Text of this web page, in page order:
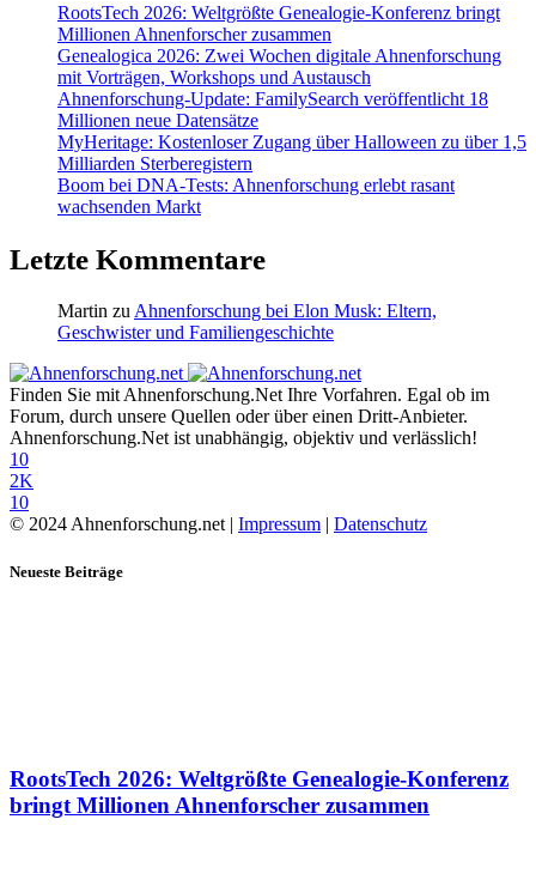
RootsTech 2026: Weltgrößte Genealogie-Konferenz bringt
Millionen Ahnenforscher zusammen
Genealogica 2026: Zwei Wochen digitale Ahnenforschung
mit Vorträgen, Workshops und Austausch
Ahnenforschung-Update: FamilySearch veröffentlicht 18
Millionen neue Datensätze
MyHeritage: Kostenloser Zugang über Halloween zu über 1,5
Milliarden Sterberegistern
Boom bei DNA-Tests: Ahnenforschung erlebt rasant
wachsenden Markt
Letzte Kommentare
Martin zu Ahnenforschung bei Elon Musk: Eltern,
Geschwister und Familiengeschichte
Finden Sie mit Ahnenforschung.Net Ihre Vorfahren. Egal ob im
Forum, durch unsere Quellen oder über einen Dritt-Anbieter.
Ahnenforschung.Net ist unabhängig, objektiv und verlässlich!
10
2K
10
© 2024 Ahnenforschung.net | Impressum | Datenschutz
Neueste Beiträge
RootsTech 2026: Weltgrößte Genealogie-Konferenz
bringt Millionen Ahnenforscher zusammen